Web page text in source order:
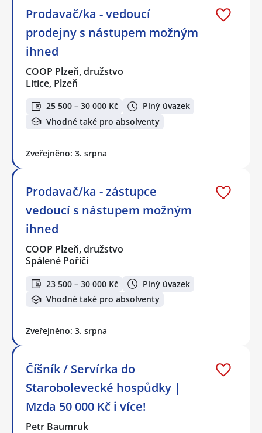
Prodavač/ka - vedoucí
prodejny s nástupem možným
ihned
COOP Plzeň, družstvo
Litice, Plzeň
25 500 – 30 000 Kč
Plný úvazek
Vhodné také pro absolventy
Zveřejněno: 3. srpna
Prodavač/ka - zástupce
vedoucí s nástupem možným
ihned
COOP Plzeň, družstvo
Spálené Poříčí
23 500 – 30 000 Kč
Plný úvazek
Vhodné také pro absolventy
Zveřejněno: 3. srpna
Číšník / Servírka do
Starobolevecké hospůdky |
Mzda 50 000 Kč i více!
Petr Baumruk